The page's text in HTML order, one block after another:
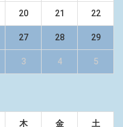
20 21 22
27 28 29
3 4 5
木 金 土